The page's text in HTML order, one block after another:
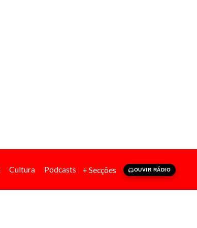
Cultura Podcasts + Secções OUVIR RÁDIO